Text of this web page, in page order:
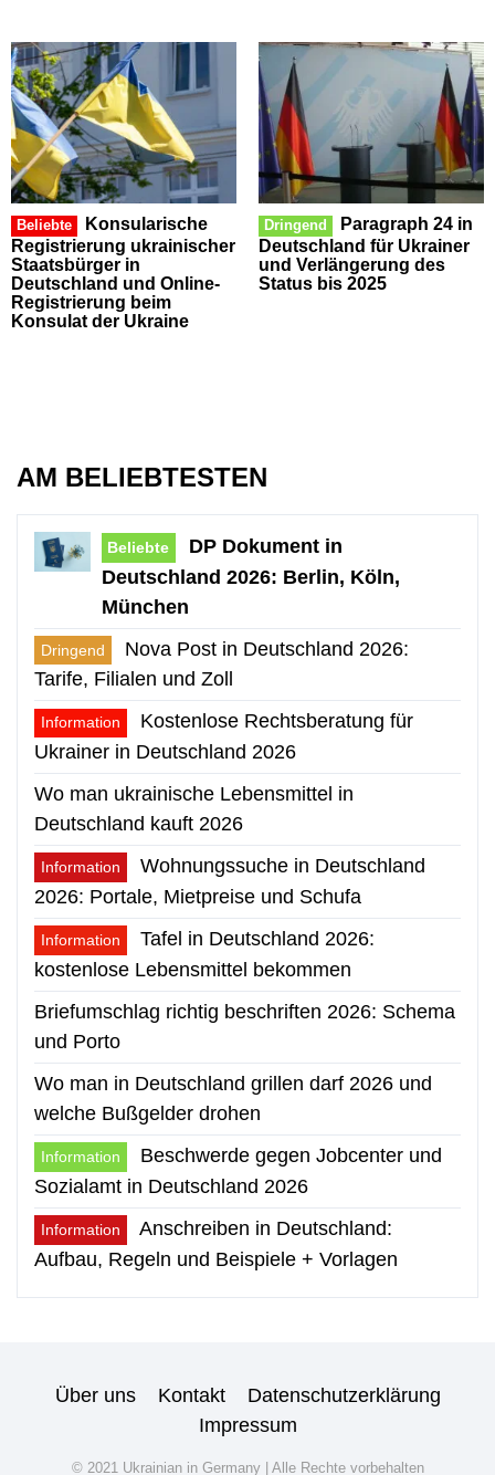
Beliebte
Konsularische
Registrierung ukrainischer
Staatsbürger in
Deutschland und Online-
Registrierung beim
Konsulat der Ukraine
Dringend
Paragraph 24 in
Deutschland für Ukrainer
und Verlängerung des
Status bis 2025
AM BELIEBTESTEN
Beliebte
DP Dokument in
Deutschland 2026: Berlin, Köln,
München
Dringend
Nova Post in Deutschland 2026:
Tarife, Filialen und Zoll
Information
Kostenlose Rechtsberatung für
Ukrainer in Deutschland 2026
Wo man ukrainische Lebensmittel in
Deutschland kauft 2026
Information
Wohnungssuche in Deutschland
2026: Portale, Mietpreise und Schufa
Information
Tafel in Deutschland 2026:
kostenlose Lebensmittel bekommen
Briefumschlag richtig beschriften 2026: Schema
und Porto
Wo man in Deutschland grillen darf 2026 und
welche Bußgelder drohen
Information
Beschwerde gegen Jobcenter und
Sozialamt in Deutschland 2026
Information
Anschreiben in Deutschland:
Aufbau, Regeln und Beispiele + Vorlagen
Über uns Kontakt
Datenschutzerklärung
Impressum
© 2021 Ukrainian in Germany | Alle Rechte vorbehalten